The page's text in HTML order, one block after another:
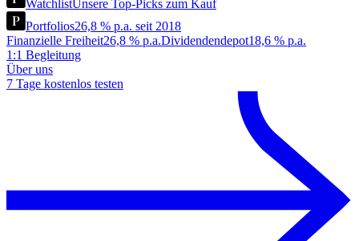
WatchlistUnsere Top-Picks zum Kauf
Portfolios26,8 % p.a. seit 2018
Finanzielle Freiheit26,8 % p.a.Dividendendepot18,6 % p.a.
1:1 Begleitung
Über uns
7 Tage kostenlos testen